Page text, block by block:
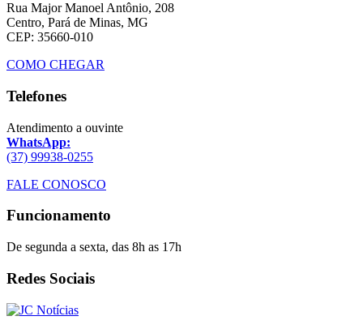
Rua Major Manoel Antônio, 208
Centro, Pará de Minas, MG
CEP: 35660-010
COMO CHEGAR
Telefones
Atendimento a ouvinte
WhatsApp:
(37) 99938-0255
FALE CONOSCO
Funcionamento
De segunda a sexta, das 8h as 17h
Redes Sociais